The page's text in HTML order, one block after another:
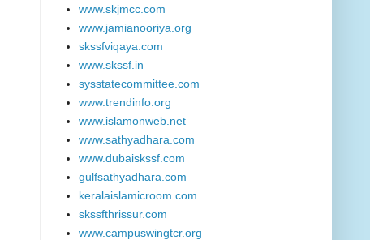
www.skjmcc.com
www.jamianooriya.org
skssfviqaya.com
www.skssf.in
sysstatecommittee.com
www.trendinfo.org
www.islamonweb.net
www.sathyadhara.com
www.dubaiskssf.com
gulfsathyadhara.com
keralaislamicroom.com
skssfthrissur.com
www.campuswingtcr.org